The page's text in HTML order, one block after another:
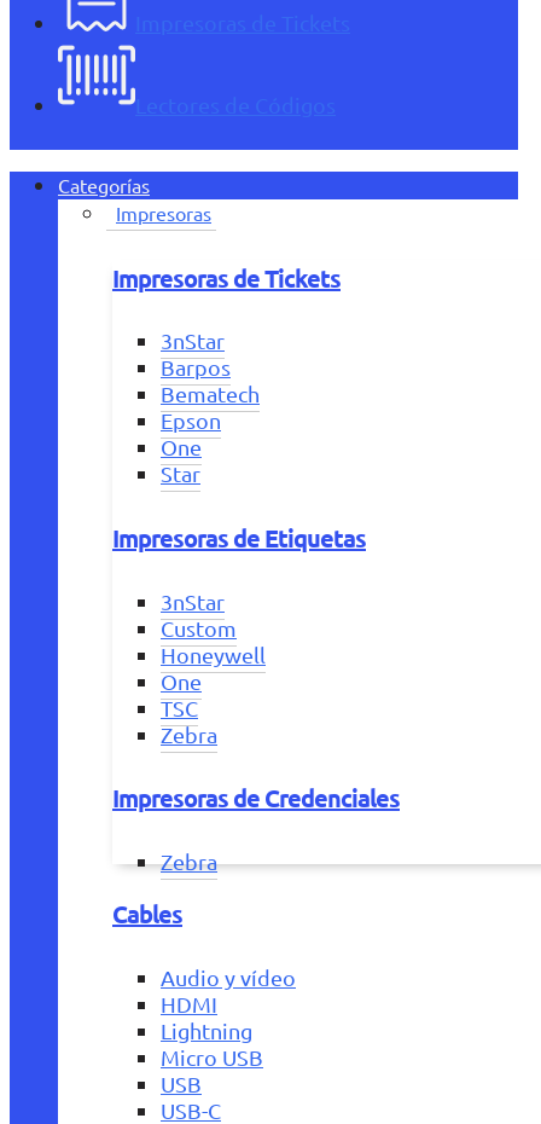
Impresoras de Tickets
Lectores de Códigos
Categorías
Impresoras
Impresoras de Tickets
3nStar
Barpos
Bematech
Epson
One
Star
Impresoras de Etiquetas
3nStar
Custom
Honeywell
One
TSC
Zebra
Impresoras de Credenciales
Zebra
Cables
Audio y vídeo
HDMI
Lightning
Micro USB
USB
USB-C